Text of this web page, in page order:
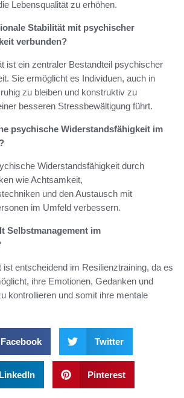
Lebensqualität zu erhöhen.
Stabilität mit psychischer
verbunden?
ist ein zentraler Bestandteil psychischer
Sie ermöglicht es Individuen, auch in
zu bleiben und konstruktiv zu
besseren Stressbewältigung führt.
psychische Widerstandsfähigkeit im
Widerstandsfähigkeit durch
wie Achtsamkeit,
und den Austausch mit
im Umfeld verbessern.
Selbstmanagement im
ist entscheidend im Resilienztraining, da es
ihre Emotionen, Gedanken und
kontrollieren und somit ihre mentale
Facebook Twitter
LinkedIn Pinterest